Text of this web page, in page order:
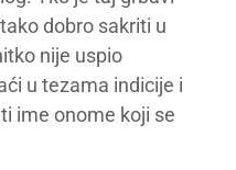
dobro sakriti u
nije uspio
u tezama indicije i
ime onome koji se